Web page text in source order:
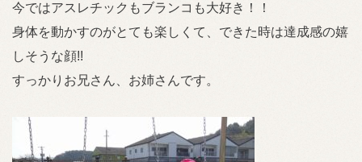
今ではアスレチックもブランコも大好き！！
身体を動かすのがとても楽しくて、できた時は達成感の嬉
しそうな顔!!
すっかりお兄さん、お姉さんです。